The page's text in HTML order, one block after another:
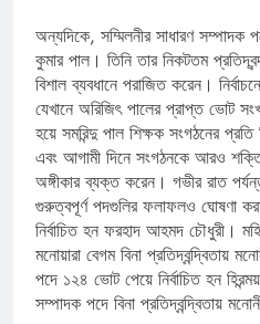
অন্যদিকে, সম্মিলনীর সাধারণ
কুমার পাল। তিনি তার নিকটতম
বিশাল ব্যবধানে পরাজিত করেন।
যেখানে অরিজিৎ পালের প্রাপ্ত ভোট
হয়ে সমরিন্দু পাল শিক্ষক সংগঠনের
এবং আগামী দিনে সংগঠনকে আরও
অঙ্গীকার ব্যক্ত করেন। গভীর রাত
গুরুত্বপূর্ণ পদগুলির ফলাফলও ঘোষণা
নির্বাচিত হন ফরহাদ আহমদ চৌধুরী।
মনোয়ারা বেগম বিনা প্রতিদ্বন্দ্বিতায়
পদে ১২৪ ভোট পেয়ে নির্বাচিত হন
সম্পাদক পদে বিনা প্রতিদ্বন্দ্বিতায়